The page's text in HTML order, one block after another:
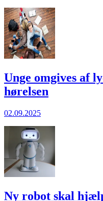
Unge omgives af
hørelsen
02.09.2025
Ny robot skal